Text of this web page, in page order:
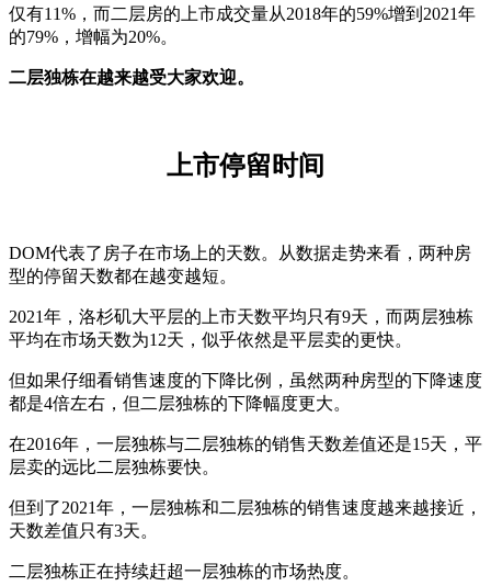
仅有11%，而二层房的上市成交量从2018年的59%增到2021年
的79%，增幅为20%。
二层独栋在越来越受大家欢迎。
上市停留时间
DOM代表了房子在市场上的天数。从数据走势来看，两种房
型的停留天数都在越变越短。
2021年，洛杉矶大平层的上市天数平均只有9天，而两层独栋
平均在市场天数为12天，似乎依然是平层卖的更快。
但如果仔细看销售速度的下降比例，虽然两种房型的下降速度
都是4倍左右，但二层独栋的下降幅度更大。
在2016年，一层独栋与二层独栋的销售天数差值还是15天，平
层卖的远比二层独栋要快。
但到了2021年，一层独栋和二层独栋的销售速度越来越接近，
天数差值只有3天。
二层独栋正在持续赶超一层独栋的市场热度。